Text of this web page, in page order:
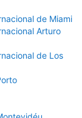
de Miami
Arturo
de Los